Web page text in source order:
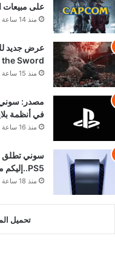
على مبيعات
منذ 14 ساعة
the Sword يؤكد موعد الإطلاق
منذ 15 ساعة
مصدر: سوني
في أنظمة
منذ 16 ساعة
سوني تطلق
PS5..إليكم ما يقدمه
منذ 18 ساعة
تحميل